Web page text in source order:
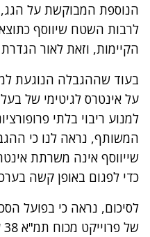
הנוספת המבוקשת על
לרבות השטח שיווסף
הקיימות, וזאת לאור
בעוד שההגבלה הנוגעת
על אינטרס לגיטימי של
למנוע ריבוי בלתי
המשותף, נראה לנו כי
שייווסף אינה משרתת
כדי לפגום באופן קשה
לסיכום, נראה כי בפועל